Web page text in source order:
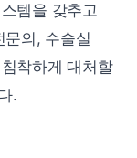
템을 갖추고
문의, 수술실
착하게 대처할
.